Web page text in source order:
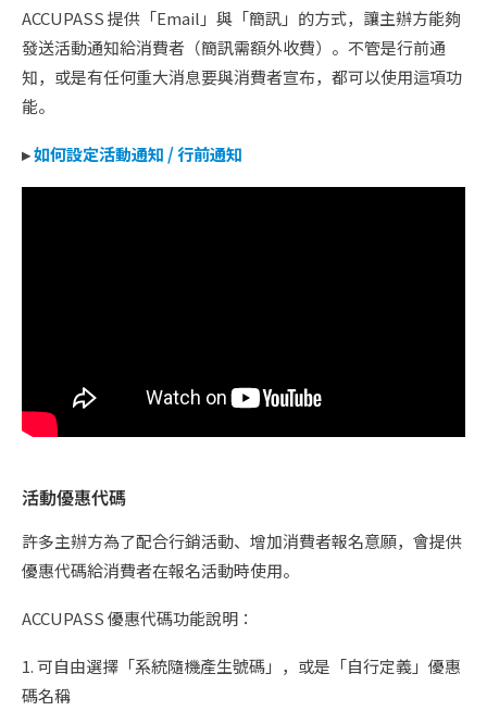
ACCUPASS 提供「Email」與「簡訊」的方式，讓主辦方能夠
發送活動通知給消費者（簡訊需額外收費）。不管是行前通
知，或是有任何重大消息要與消費者宣布，都可以使用這項功
能。
▸如何設定活動通知 / 行前通知
活動優惠代碼
許多主辦方為了配合行銷活動、增加消費者報名意願，會提供
優惠代碼給消費者在報名活動時使用。
ACCUPASS 優惠代碼功能說明：
1. 可自由選擇「系統隨機產生號碼」，或是「自行定義」優惠
碼名稱